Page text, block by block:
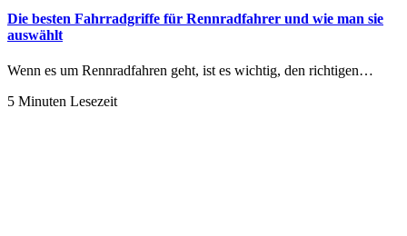
Die besten Fahrradgriffe für Rennradfahrer und wie man sie
auswählt
Wenn es um Rennradfahren geht, ist es wichtig, den richtigen…
5 Minuten Lesezeit